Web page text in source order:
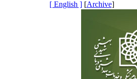
[
Archive
]
[ English ]